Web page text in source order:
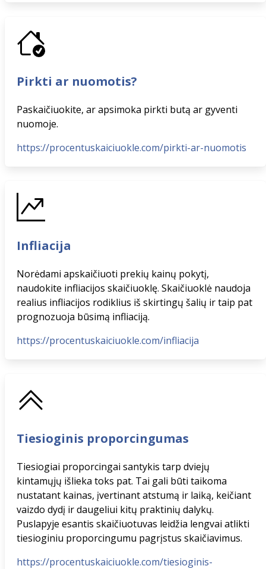
Pirkti ar nuomotis?
Paskaičiuokite, ar apsimoka pirkti butą ar gyventi
nuomoje.
https://procentuskaiciuokle.com/pirkti-ar-nuomotis
Infliacija
Norėdami apskaičiuoti prekių kainų pokytį,
naudokite infliacijos skaičiuoklę. Skaičiuoklė naudoja
realius infliacijos rodiklius iš skirtingų šalių ir taip pat
prognozuoja būsimą infliaciją.
https://procentuskaiciuokle.com/infliacija
Tiesioginis proporcingumas
Tiesiogiai proporcingai santykis tarp dviejų
kintamųjų išlieka toks pat. Tai gali būti taikoma
nustatant kainas, įvertinant atstumą ir laiką, keičiant
vaizdo dydį ir daugeliui kitų praktinių dalykų.
Puslapyje esantis skaičiuotuvas leidžia lengvai atlikti
tiesioginiu proporcingumu pagrįstus skaičiavimus.
https://procentuskaiciuokle.com/tiesioginis-